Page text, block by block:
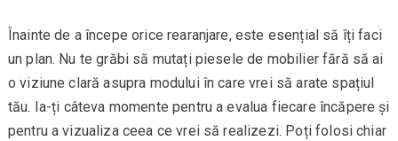
Înainte de a începe orice rearanjare, este esențial să îți faci
un plan. Nu te grăbi să mutați piesele de mobilier fără să ai
o viziune clară asupra modului în care vrei să arate spațiul
tău. Ia-ți câteva momente pentru a evalua fiecare încăpere și
pentru a vizualiza ceea ce vrei să realizezi. Poți folosi chiar